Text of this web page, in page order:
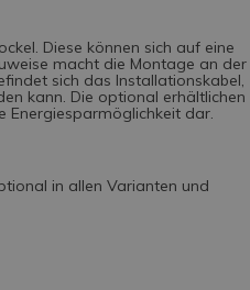
Diese können sich auf eine
macht die Montage an der
sich das Installationskabel,
kann. Die optional erhältlichen
Energiesparmöglichkeit dar.
in allen Varianten und